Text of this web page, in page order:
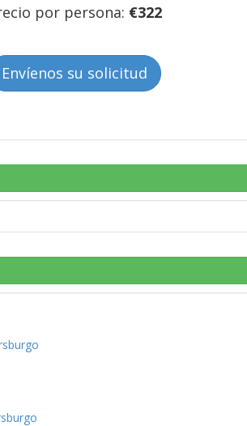
por persona: €322
Envíenos su solicitud